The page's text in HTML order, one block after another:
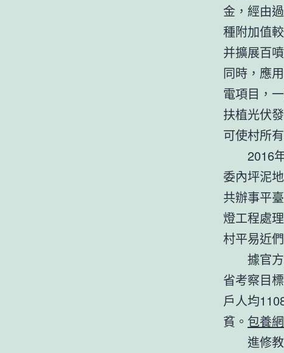
金，經由
種附加值
并擴展百
同時，應
電項目，
扶植光伏
可使村所
2016年
委內坪泥
共辦事平
燈工程處
村平易近
據官方
省考察目
戶人均
貧。 包養網
進修教